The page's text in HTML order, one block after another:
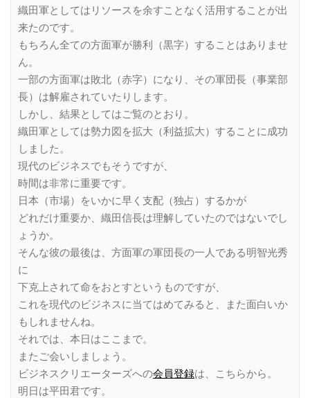
織田軍としてはリソースを余すことなく活用することが出
来たのです。
もちろん全ての方面軍が勝利（黒字）することはありませ
ん。
一部の方面軍は敗北（赤字）になり、その軍団長（事業部
長）は解雇されていたりします。
しかし、結果としてはご覧のとおり。
織田軍としては勢力図を拡大（利益拡大）することに成功
しました。
現代のビジネスでもそうですが、
時間は非常に重要です。
日本（市場）をいかに早く支配（独占）するかが
どれだけ重要か、織田信長は理解していたのではないでし
ょうか。
そんな彼の最後は、方面軍の軍団長の一人である明智光秀
に
下克上されて命をおとすというものですが、
これを現代のビジネスに当てはめてみると、また面白いか
もしれませんね。
それでは、本日はここまで。
またご会いしましょう。
ビジネスクリエーターズへの会員登録は、こちらから。
明日は平田君です。